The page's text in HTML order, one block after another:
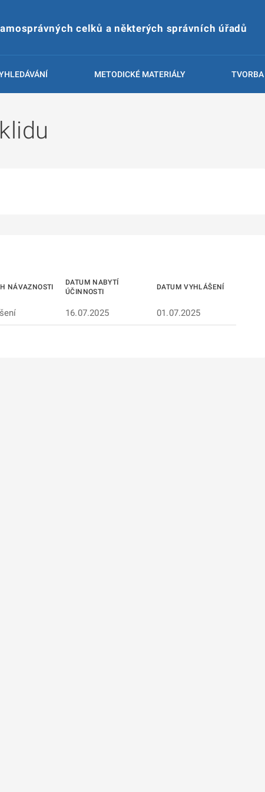
celků a některých správních úřadů
METODICKÉ MATERIÁLY
NÁVAZNOSTI
DATUM NABYTÍ
ÚČINNOSTI
DATUM VYHLÁŠENÍ
16.07.2025 01.07.2025